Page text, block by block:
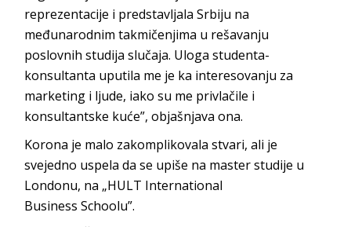
reprezentacije i predstavljala Srbiju na
međunarodnim takmičenjima u rešavanju
poslovnih studija slučaja. Uloga studenta-
konsultanta uputila me je ka interesovanju za
marketing i ljude, iako su me privlačile i
konsultantske kuće”, objašnjava ona.
Korona je malo zakomplikovala stvari, ali je
svejedno uspela da se upiše na master studije u
Londonu, na „HULT International
Business Schoolu”.